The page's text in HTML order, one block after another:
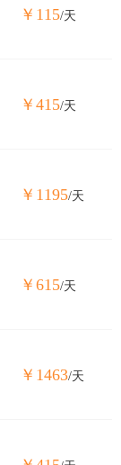
￥115/天
￥415/天
￥1195/天
￥615/天
￥1463/天